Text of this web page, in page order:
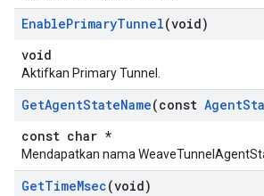
EnablePrimaryTunnel(void)
void
Aktifkan Primary Tunnel.
GetAgentStateName(const Agent
const char *
Mendapatkan nama
GetTimeMsec(void)